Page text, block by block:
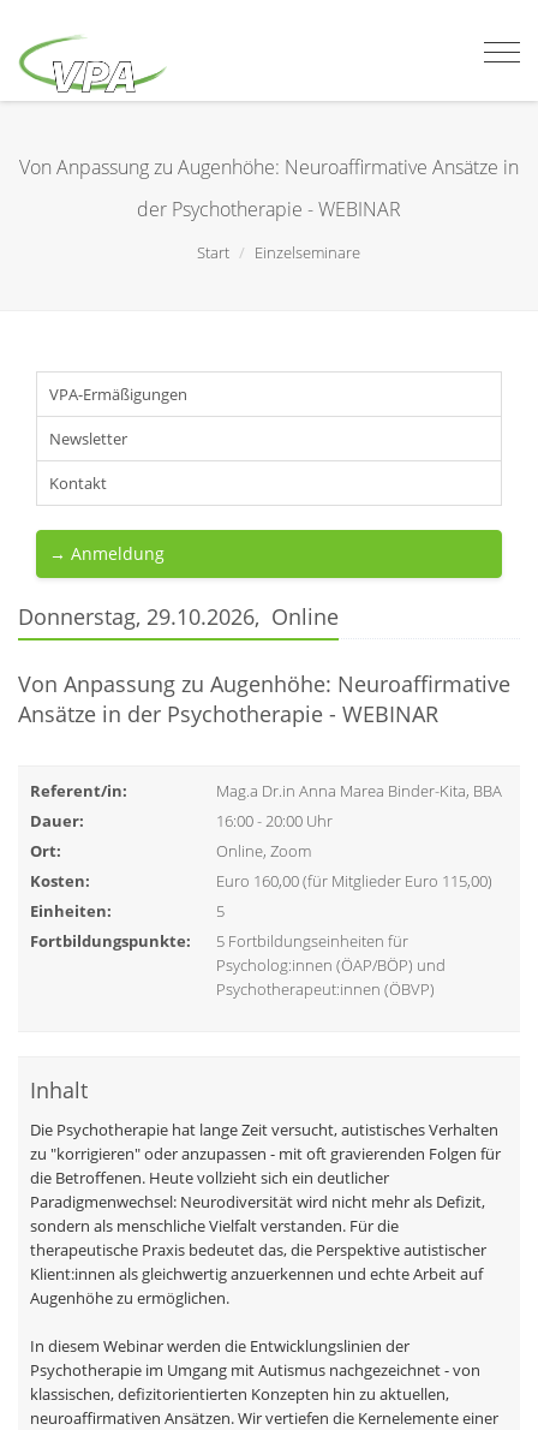
Von Anpassung zu Augenhöhe: Neuroaffirmative Ansätze in
der Psychotherapie - WEBINAR
Start Einzelseminare
VPA-Ermäßigungen
Newsletter
Kontakt
→ Anmeldung
Donnerstag, 29.10.2026, Online
Von Anpassung zu Augenhöhe: Neuroaffirmative
Ansätze in der Psychotherapie - WEBINAR
Referent/in:
Mag.a Dr.in Anna Marea Binder-Kita, BBA
Dauer:
16:00 - 20:00 Uhr
Ort:
Online, Zoom
Kosten:
Euro 160,00 (für Mitglieder Euro 115,00)
Einheiten:
5
Fortbildungspunkte:
5 Fortbildungseinheiten für
Psycholog:innen (ÖAP/BÖP) und
Psychotherapeut:innen (ÖBVP)
Inhalt
Die Psychotherapie hat lange Zeit versucht, autistisches Verhalten
zu "korrigieren" oder anzupassen - mit oft gravierenden Folgen für
die Betroffenen. Heute vollzieht sich ein deutlicher
Paradigmenwechsel: Neurodiversität wird nicht mehr als Defizit,
sondern als menschliche Vielfalt verstanden. Für die
therapeutische Praxis bedeutet das, die Perspektive autistischer
Klient:innen als gleichwertig anzuerkennen und echte Arbeit auf
Augenhöhe zu ermöglichen.
In diesem Webinar werden die Entwicklungslinien der
Psychotherapie im Umgang mit Autismus nachgezeichnet - von
klassischen, defizitorientierten Konzepten hin zu aktuellen,
neuroaffirmativen Ansätzen. Wir vertiefen die Kernelemente einer